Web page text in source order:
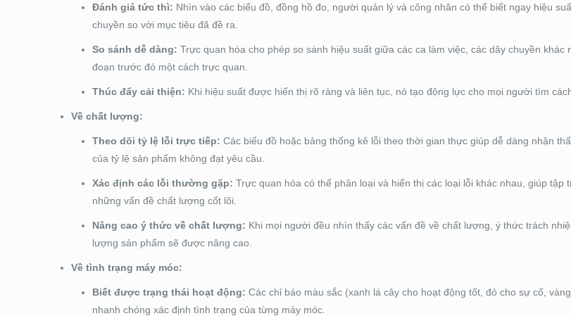
Đánh giá tức thì: Nhìn vào các biểu đồ, đồng hồ đo, người quản lý và công nhân có thể biết ngay hiệu
chuyền so với mục tiêu đã đề ra.
So sánh dễ dàng: Trực quan hóa cho phép so sánh hiệu suất giữa các ca làm việc, các dây chuyền khác
đoạn trước đó một cách trực quan.
Thúc đẩy cải thiện: Khi hiệu suất được hiển thị rõ ràng và liên tục, nó tạo động lực cho mọi người tìm
Về chất lượng:
Theo dõi tỷ lệ lỗi trực tiếp: Các biểu đồ hoặc bảng thống kê lỗi theo thời gian thực giúp dễ dàng nhận
của tỷ lệ sản phẩm không đạt yêu cầu.
Xác định các lỗi thường gặp: Trực quan hóa có thể phân loại và hiển thị các loại lỗi khác nhau, giúp tập
những vấn đề chất lượng cốt lõi.
Nâng cao ý thức về chất lượng: Khi mọi người đều nhìn thấy các vấn đề về chất lượng, ý thức trách
lượng sản phẩm sẽ được nâng cao.
Về tình trạng máy móc:
Biết được trạng thái hoạt động: Các chỉ báo màu sắc (xanh lá cây cho hoạt động tốt, đỏ cho sự cố,
nhanh chóng xác định tình trạng của từng máy móc.